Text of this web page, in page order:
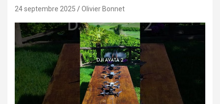
24 septembre 2025 Olivier Bonnet